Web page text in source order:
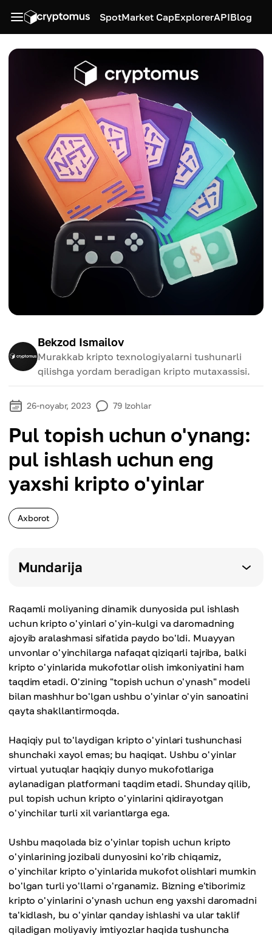
SpotMarket CapExplorerAPIBlog
Bekzod Ismailov
Murakkab kripto texnologiyalarni tushunarli
qilishga yordam beradigan kripto mutaxassisi.
26-noyabr, 2023 79 Izohlar
Pul topish uchun o'ynang:
pul ishlash uchun eng
yaxshi kripto o'yinlar
Axborot
Mundarija
Raqamli moliyaning dinamik dunyosida pul ishlash
uchun kripto o'yinlari o'yin-kulgi va daromadning
ajoyib aralashmasi sifatida paydo bo'ldi. Muayyan
unvonlar o'yinchilarga nafaqat qiziqarli tajriba, balki
kripto o'yinlarida mukofotlar olish imkoniyatini ham
taqdim etadi. O'zining "topish uchun o'ynash" modeli
bilan mashhur bo'lgan ushbu o'yinlar o'yin sanoatini
qayta shakllantirmoqda.
Haqiqiy pul to'laydigan kripto o'yinlari tushunchasi
shunchaki xayol emas; bu haqiqat. Ushbu o'yinlar
virtual yutuqlar haqiqiy dunyo mukofotlariga
aylanadigan platformani taqdim etadi. Shunday qilib,
pul topish uchun kripto o'yinlarini qidirayotgan
o'yinchilar turli xil variantlarga ega.
Ushbu maqolada biz o'yinlar topish uchun kripto
o'yinlarining jozibali dunyosini ko'rib chiqamiz,
o'yinchilar kripto o'yinlarida mukofot olishlari mumkin
bo'lgan turli yo'llarni o'rganamiz. Bizning e'tiborimiz
kripto o'yinlarini o'ynash uchun eng yaxshi daromadni
ta'kidlash, bu o'yinlar qanday ishlashi va ular taklif
qiladigan moliyaviy imtiyozlar haqida tushuncha